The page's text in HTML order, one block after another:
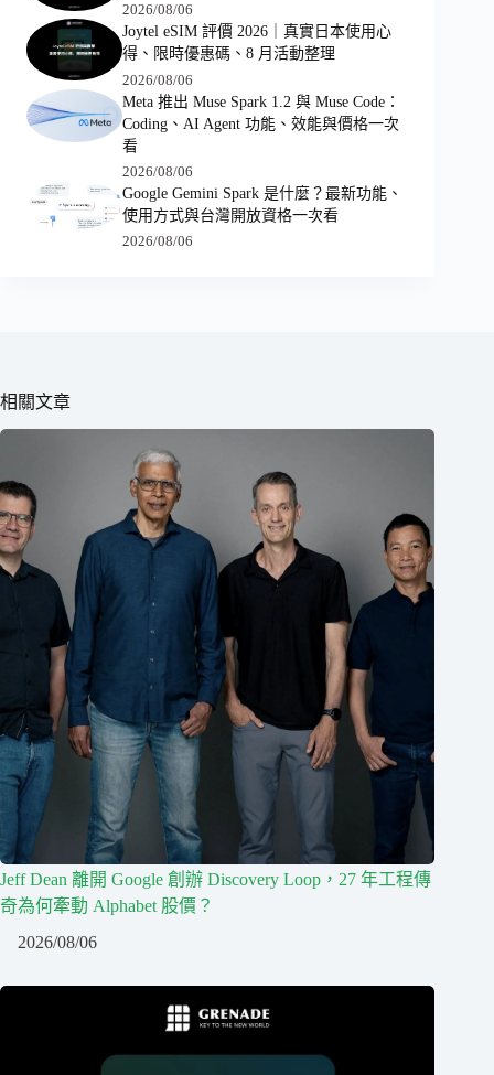
2026/08/06
Joytel eSIM 評價 2026｜真實日本使用心
得、限時優惠碼、8 月活動整理
2026/08/06
Meta 推出 Muse Spark 1.2 與 Muse Code：
Coding、AI Agent 功能、效能與價格一次
看
2026/08/06
Google Gemini Spark 是什麼？最新功能、
使用方式與台灣開放資格一次看
2026/08/06
相關文章
Jeff Dean 離開 Google 創辦 Discovery Loop，27 年工程傳
奇為何牽動 Alphabet 股價？
2026/08/06